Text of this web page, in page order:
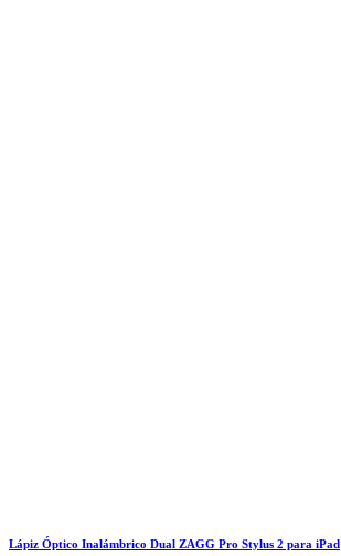
Lápiz Óptico Inalámbrico Dual ZAGG Pro Stylus 2 para iPad